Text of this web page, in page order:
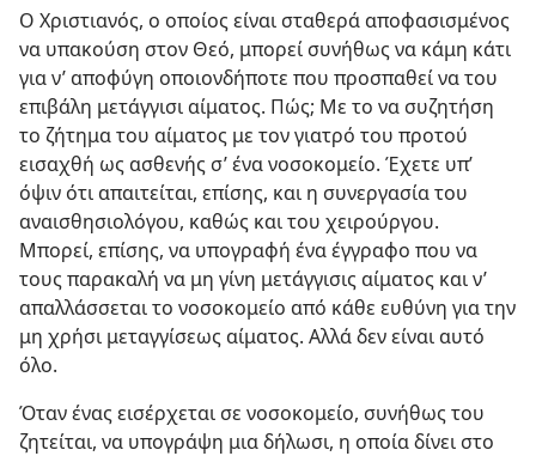
Ο Χριστιανός, ο οποίος είναι σταθερά αποφασισμένος
να υπακούση στον Θεό, μπορεί συνήθως να κάμη κάτι
για ν’ αποφύγη οποιονδήποτε που προσπαθεί να του
επιβάλη μετάγγισι αίματος. Πώς; Με το να συζητήση
το ζήτημα του αίματος με τον γιατρό του προτού
εισαχθή ως ασθενής σ’ ένα νοσοκομείο. Έχετε υπ’
όψιν ότι απαιτείται, επίσης, και η συνεργασία του
αναισθησιολόγου, καθώς και του χειρούργου.
Μπορεί, επίσης, να υπογραφή ένα έγγραφο που να
τους παρακαλή να μη γίνη μετάγγισις αίματος και ν’
απαλλάσσεται το νοσοκομείο από κάθε ευθύνη για την
μη χρήσι μεταγγίσεως αίματος. Αλλά δεν είναι αυτό
όλο.
Όταν ένας εισέρχεται σε νοσοκομείο, συνήθως του
ζητείται, να υπογράψη μια δήλωσι, η οποία δίνει στο